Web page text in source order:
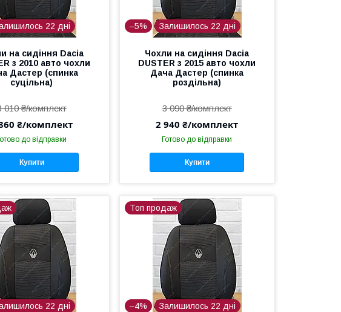
22 дні
на сидіння Dacia
з 2010 авто чохли
Дастер (спинка
суцільна)
010 ₴/комплект
₴/комплект
до відправки
Купити
–5% Залишилось 22 дні
Чохли на сидіння Dacia
DUSTER з 2015 авто чохли
Дача Дастер (спинка
роздільна)
3 090 ₴/комплект
2 940 ₴/комплект
Готово до відправки
Купити
22 дні
Топ продаж
–4% Залишилось 22 дні